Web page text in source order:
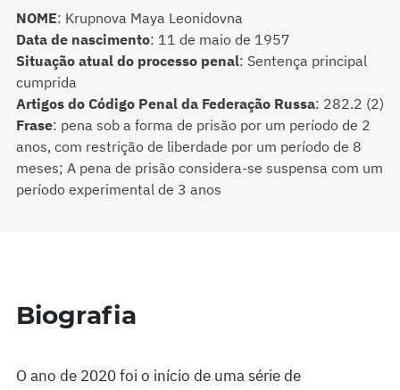
NOME: Krupnova Maya Leonidovna
Data de nascimento: 11 de maio de 1957
Situação atual do processo penal: Sentença principal
cumprida
Artigos do Código Penal da Federação Russa: 282.2 (2)
Frase: pena sob a forma de prisão por um período de 2
anos, com restrição de liberdade por um período de 8
meses; A pena de prisão considera-se suspensa com um
período experimental de 3 anos
Biografia
O ano de 2020 foi o início de uma série de